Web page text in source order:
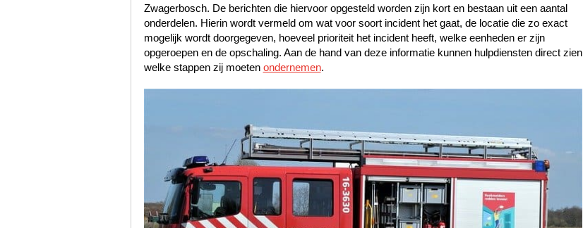
Zwagerbosch. De berichten die hiervoor opgesteld worden zijn kort en bestaan uit een aantal
onderdelen. Hierin wordt vermeld om wat voor soort incident het gaat, de locatie die zo exact
mogelijk wordt doorgegeven, hoeveel prioriteit het incident heeft, welke eenheden er zijn
opgeroepen en de opschaling. Aan de hand van deze informatie kunnen hulpdiensten direct zien
welke stappen zij moeten ondernemen.